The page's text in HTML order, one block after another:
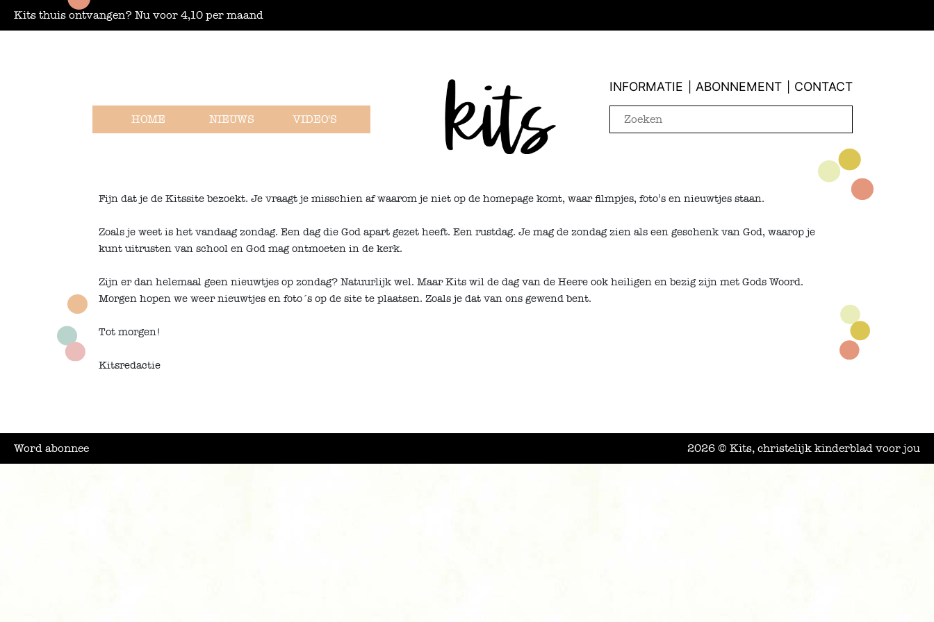
Kits thuis ontvangen? Nu voor 4,10 per maand
HOME NIEUWS VIDEO'S
INFORMATIE ABONNEMENT CONTACT
Fijn dat je de Kitssite bezoekt. Je vraagt je misschien af waarom je niet op de homepage komt, waar filmpjes, foto’s en nieuwtjes staan.
Zoals je weet is het vandaag zondag. Een dag die God apart gezet heeft. Een rustdag. Je mag de zondag zien als een geschenk van God, waarop je
kunt uitrusten van school en God mag ontmoeten in de kerk.
Zijn er dan helemaal geen nieuwtjes op zondag? Natuurlijk wel. Maar Kits wil de dag van de Heere ook heiligen en bezig zijn met Gods Woord.
Morgen hopen we weer nieuwtjes en foto´s op de site te plaatsen. Zoals je dat van ons gewend bent.
Tot morgen!
Kitsredactie
Word abonnee 2026 © Kits, christelijk kinderblad voor jou